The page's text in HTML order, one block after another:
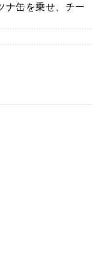
ナ缶を乗せ、チー